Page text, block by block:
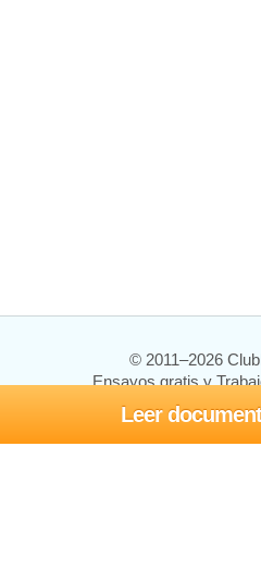
Leer
© 2011–2026
Ensayos gratis y